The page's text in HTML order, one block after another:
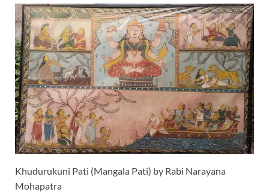
Khudurukuni Pati (Mangala Pati) by Rabi Narayana
Mohapatra